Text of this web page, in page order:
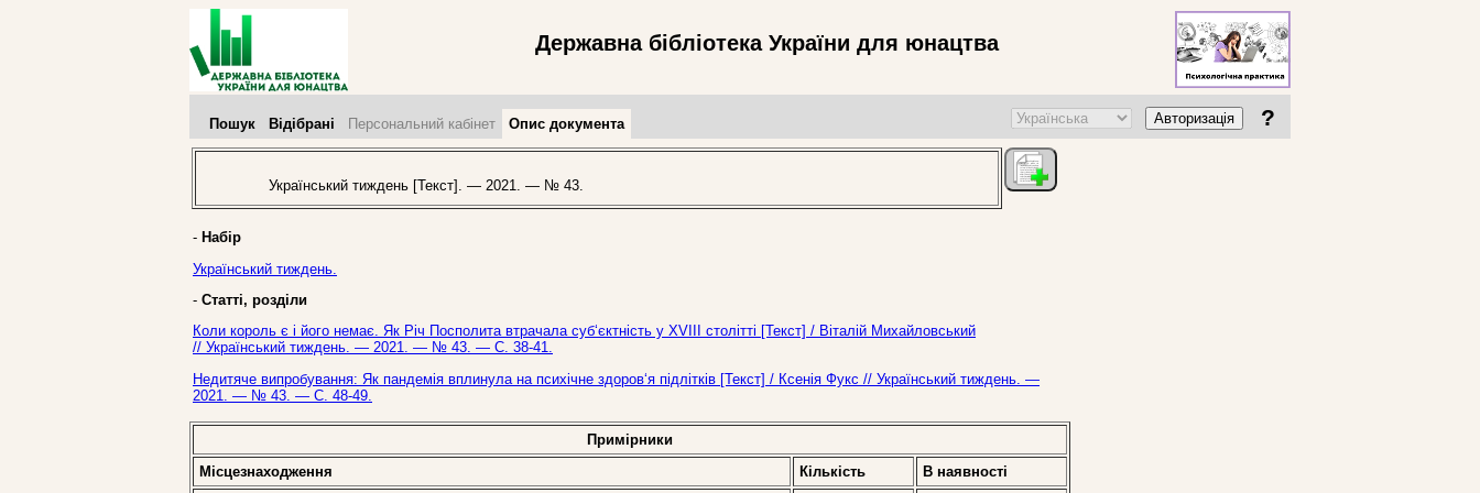
Державна бібліотека України для юнацтва
Пошук Відібрані Персональний кабінет Опис документа Авторизація ?
Український тиждень [Текст]. — 2021. — № 43.
- Набір
Український тиждень.
- Статті, розділи
Коли король є і його немає. Як Річ Посполита втрачала суб‘єктність у ХVІІІ столітті [Текст] / Віталій Михайловський
// Український тиждень. — 2021. — № 43. — С. 38-41.
Недитяче випробування: Як пандемія вплинула на психічне здоров‘я підлітків [Текст] / Ксенія Фукс // Український тиждень. —
2021. — № 43. — С. 48-49.
Примірники
Місцезнаходження
Кількість
В наявностi